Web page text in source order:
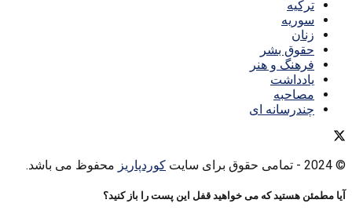
ترکیه
سوریه
زنان
حقوق بشر
فرهنگ و هنر
یادداشت
مصاحبه
چندرسانه ای
© 2024 - تمامی حقوق برای سایت کوردپاریز محفوظ می باشد.
آیا مطمئن هستید که می خواهید قفل این پست را باز کنید؟